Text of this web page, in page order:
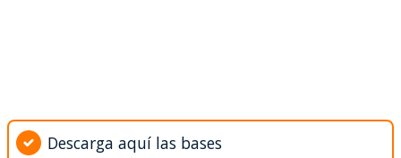
Descarga aquí las bases